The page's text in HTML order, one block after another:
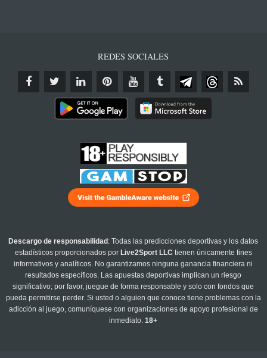
REDES SOCIALES
Descargo de responsabilidad : Todas las predicciones deportivas y los datos
estadísticos proporcionados por Live2Sport LLC tienen únicamente fines
informativos y analíticos. No garantizamos ninguna ganancia financiera ni
resultados específicos. Las apuestas deportivas implican un riesgo
significativo; por favor, juegue de forma responsable y solo con fondos que
pueda permitirse perder. Si usted o alguien que conoce tiene problemas con la
adicción al juego, comuníquese con organizaciones de apoyo profesional de
inmediato.18+